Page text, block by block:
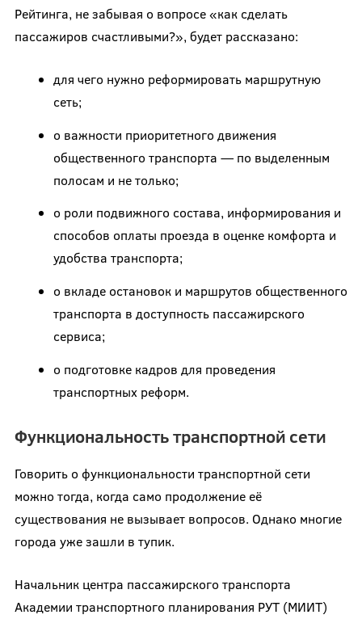
Рейтинга, не забывая о вопросе «как сделать
пассажиров счастливыми?», будет рассказано:
для чего нужно реформировать маршрутную
сеть;
о важности приоритетного движения
общественного транспорта — по выделенным
полосам и не только;
о роли подвижного состава, информирования и
способов оплаты проезда в оценке комфорта и
удобства транспорта;
о вкладе остановок и маршрутов общественного
транспорта в доступность пассажирского
сервиса;
о подготовке кадров для проведения
транспортных реформ.
Функциональность транспортной сети
Говорить о функциональности транспортной сети
можно тогда, когда само продолжение её
существования не вызывает вопросов. Однако многие
города уже зашли в тупик.
Начальник центра пассажирского транспорта
Академии транспортного планирования РУТ (МИИТ)